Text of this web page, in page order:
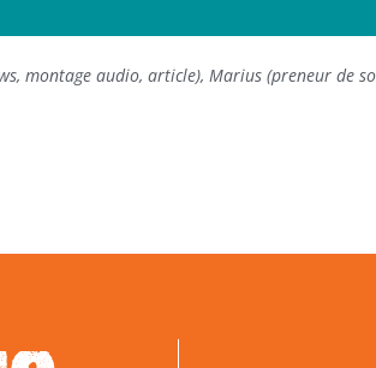
montage audio, article), Marius (preneur de